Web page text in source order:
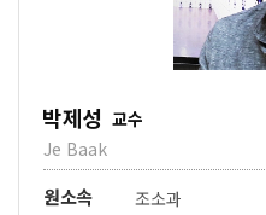
박제성 교수
Je Baak
원소속 조소과